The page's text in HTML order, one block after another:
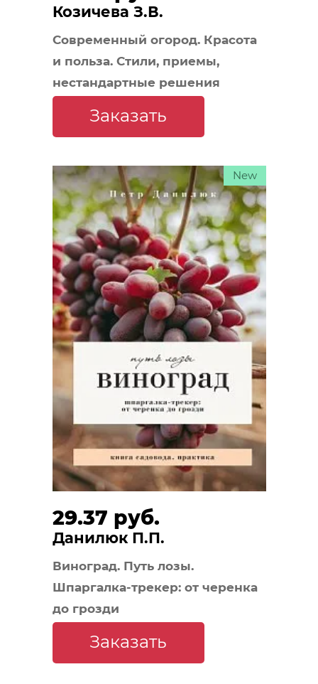
Козичева З.В.
Современный огород. Красота
и польза. Стили, приемы,
нестандартные решения
Заказать
29.37 руб.
Данилюк П.П.
Виноград. Путь лозы.
Шпаргалка-трекер: от черенка
до грозди
New
Заказать